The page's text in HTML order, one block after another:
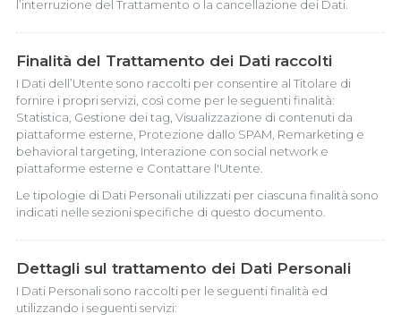
l’interruzione del Trattamento o la cancellazione dei Dati.
Finalità del Trattamento dei Dati raccolti
I Dati dell’Utente sono raccolti per consentire al Titolare di
fornire i propri servizi, così come per le seguenti finalità:
Statistica, Gestione dei tag, Visualizzazione di contenuti da
piattaforme esterne, Protezione dallo SPAM, Remarketing e
behavioral targeting, Interazione con social network e
piattaforme esterne e Contattare l'Utente.
Le tipologie di Dati Personali utilizzati per ciascuna finalità sono
indicati nelle sezioni specifiche di questo documento.
Dettagli sul trattamento dei Dati Personali
I Dati Personali sono raccolti per le seguenti finalità ed
utilizzando i seguenti servizi: